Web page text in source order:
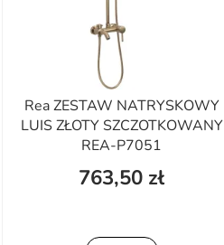
Rea ZESTAW NATRYSKOWY
LUIS ZŁOTY SZCZOTKOWANY
REA-P7051
763,50 zł